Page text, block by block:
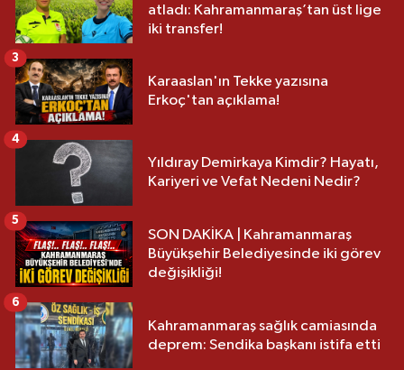
atladı: Kahramanmaraş’tan üst lige
iki transfer!
Karaaslan'ın Tekke yazısına
Erkoç'tan açıklama!
3
Yıldıray Demirkaya Kimdir? Hayatı,
Kariyeri ve Vefat Nedeni Nedir?
4
SON DAKİKA | Kahramanmaraş
Büyükşehir Belediyesinde iki görev
değişikliği!
5
Kahramanmaraş sağlık camiasında
deprem: Sendika başkanı istifa etti
6